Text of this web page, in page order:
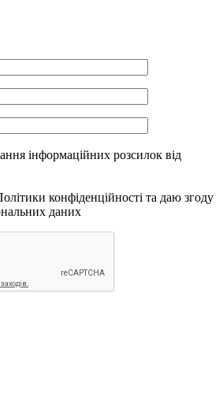
інформаційних розсилок від
конфіденційності та даю згоду
даних